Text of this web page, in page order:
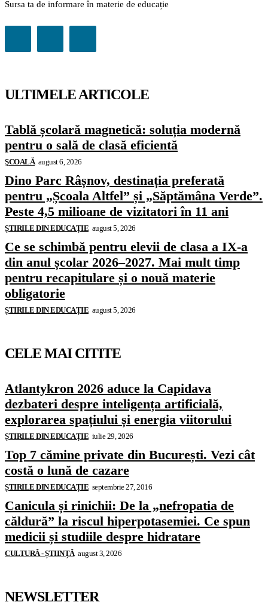
Sursa ta de informare în materie de educație
ULTIMELE ARTICOLE
Tablă școlară magnetică: soluția modernă
pentru o sală de clasă eficientă
ŞCOALĂ august 6, 2026
Dino Parc Râșnov, destinația preferată
pentru „Școala Altfel” și „Săptămâna Verde”.
Peste 4,5 milioane de vizitatori în 11 ani
ȘTIRILE DIN EDUCAȚIE august 5, 2026
Ce se schimbă pentru elevii de clasa a IX-a
din anul școlar 2026–2027. Mai mult timp
pentru recapitulare și o nouă materie
obligatorie
ȘTIRILE DIN EDUCAȚIE august 5, 2026
CELE MAI CITITE
Atlantykron 2026 aduce la Capidava
dezbateri despre inteligența artificială,
explorarea spațiului și energia viitorului
ȘTIRILE DIN EDUCAȚIE iulie 29, 2026
Top 7 cămine private din București. Vezi cât
costă o lună de cazare
ȘTIRILE DIN EDUCAȚIE septembrie 27, 2016
Canicula și rinichii: De la „nefropatia de
căldură” la riscul hiperpotasemiei. Ce spun
medicii și studiile despre hidratare
CULTURĂ - ȘTIINȚĂ august 3, 2026
NEWSLETTER